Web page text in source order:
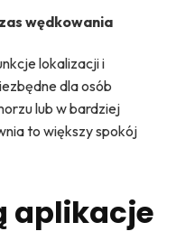
wędkowania
lokalizacji i
dla osób
lub w bardziej
to większy spokój
aplikacje